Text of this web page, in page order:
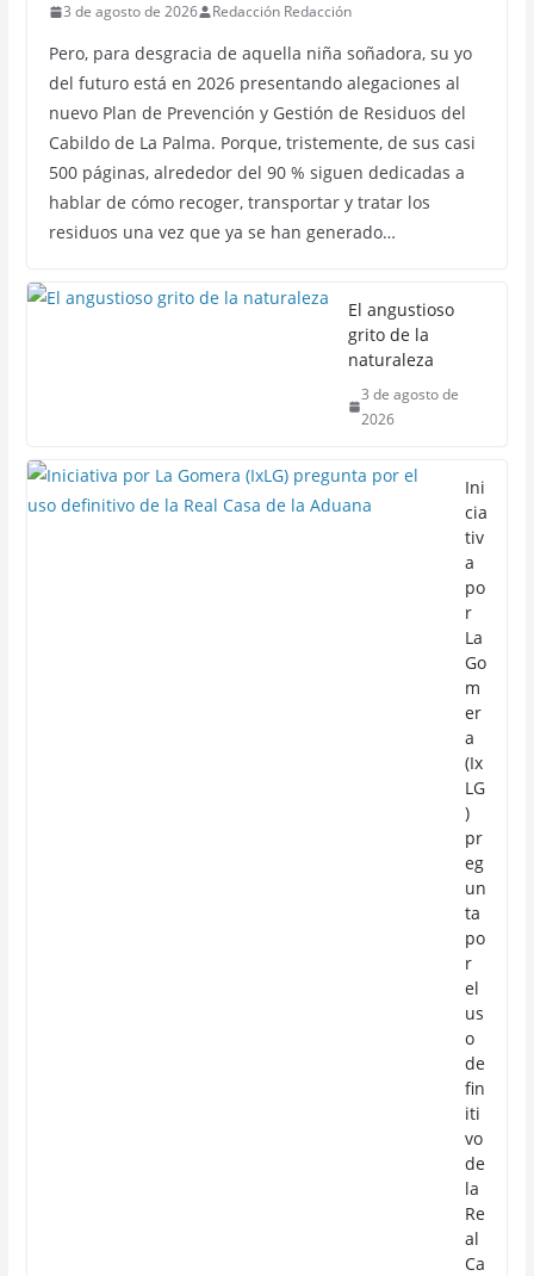
3 de agosto de 2026 Redacción Redacción
Pero, para desgracia de aquella niña soñadora, su yo
del futuro está en 2026 presentando alegaciones al
nuevo Plan de Prevención y Gestión de Residuos del
Cabildo de La Palma. Porque, tristemente, de sus casi
500 páginas, alrededor del 90 % siguen dedicadas a
hablar de cómo recoger, transportar y tratar los
residuos una vez que ya se han generado…
El angustioso
grito de la
naturaleza
3 de agosto de
2026
Ini
cia
tiv
a
po
r
La
Go
m
er
a
(Ix
LG
)
pr
eg
un
ta
po
r
el
us
o
de
fin
iti
vo
de
la
Re
al
Ca